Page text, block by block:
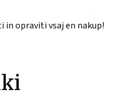
in opraviti vsaj en nakup!